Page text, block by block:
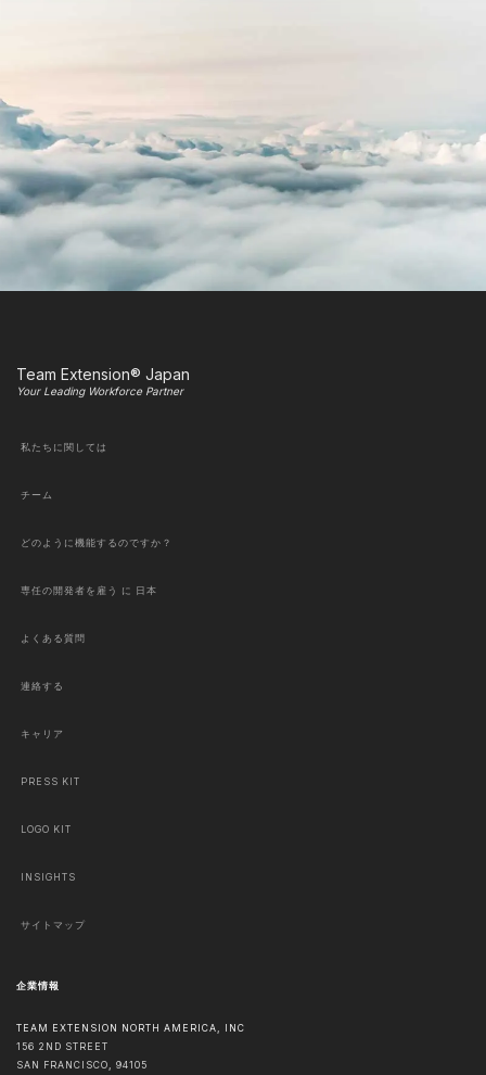
Team Extension® Japan
Your Leading Workforce Partner
私たちに関しては
チーム
どのように機能するのですか？
専任の開発者を雇う に 日本
よくある質問
連絡する
キャリア
PRESS KIT
LOGO KIT
INSIGHTS
サイトマップ
企業情報
TEAM EXTENSION NORTH AMERICA, INC
156 2ND STREET
SAN FRANCISCO, 94105